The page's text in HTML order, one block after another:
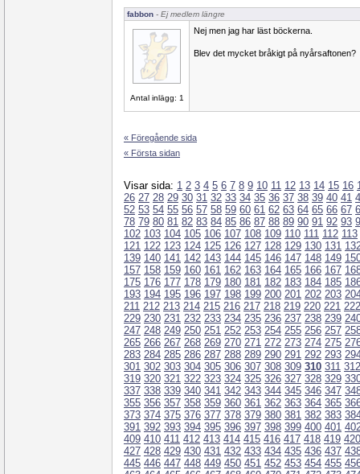
fabbon - Ej medlem längre
Antal inlägg: 1
Nej men jag har läst böckerna.
Blev det mycket bråkigt på nyårsaftonen?
« Föregående sida
« Första sidan
Visar sida: 1 2 3 4 5 6 7 8 9 10 11 12 13 14 15 16
26 27 28 29 30 31 32 33 34 35 36 37 38 39 40 41
52 53 54 55 56 57 58 59 60 61 62 63 64 65 66 67
78 79 80 81 82 83 84 85 86 87 88 89 90 91 92 93
102 103 104 105 106 107 108 109 110 111 112 113
121 122 123 124 125 126 127 128 129 130 131
139 140 141 142 143 144 145 146 147 148 149
157 158 159 160 161 162 163 164 165 166 167
175 176 177 178 179 180 181 182 183 184 185
193 194 195 196 197 198 199 200 201 202 203
211 212 213 214 215 216 217 218 219 220 221 222
229 230 231 232 233 234 235 236 237 238 239
247 248 249 250 251 252 253 254 255 256 257
265 266 267 268 269 270 271 272 273 274 275
283 284 285 286 287 288 289 290 291 292 293
301 302 303 304 305 306 307 308 309 310 311 312
319 320 321 322 323 324 325 326 327 328 329
337 338 339 340 341 342 343 344 345 346 347
355 356 357 358 359 360 361 362 363 364 365
373 374 375 376 377 378 379 380 381 382 383
391 392 393 394 395 396 397 398 399 400 401
409 410 411 412 413 414 415 416 417 418 419 420
427 428 429 430 431 432 433 434 435 436 437
445 446 447 448 449 450 451 452 453 454 455